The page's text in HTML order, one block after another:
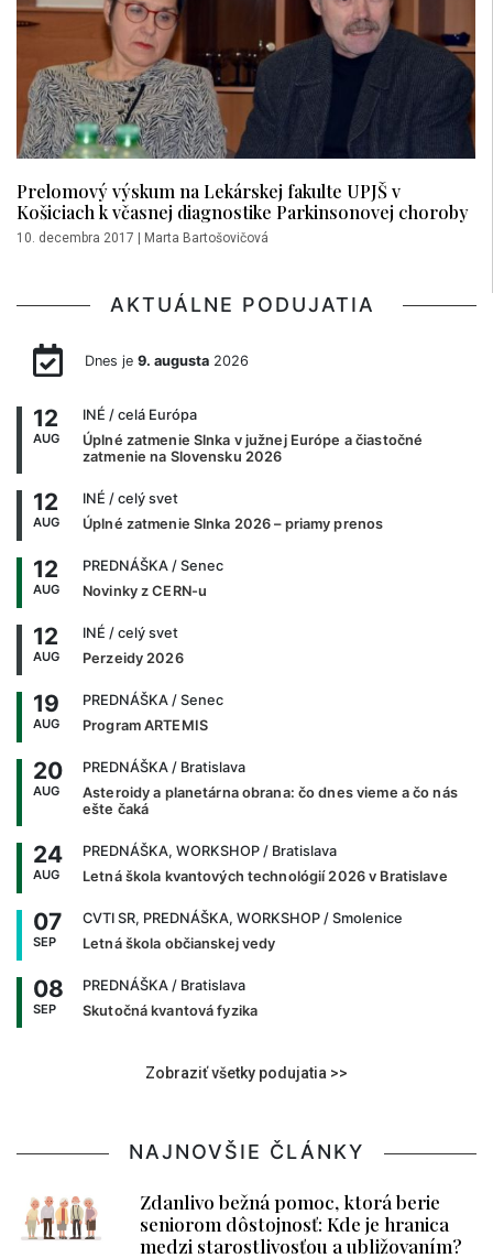
Prelomový výskum na Lekárskej fakulte UPJŠ v
Košiciach k včasnej diagnostike Parkinsonovej choroby
10. decembra 2017 | Marta Bartošovičová
AKTUÁLNE PODUJATIA
Dnes je 9. augusta2026
12
AUG
INÉ / celá Európa
Úplné zatmenie Slnka v južnej Európe a čiastočné
zatmenie na Slovensku 2026
12
AUG
INÉ / celý svet
Úplné zatmenie Slnka 2026 – priamy prenos
12
AUG
PREDNÁŠKA / Senec
Novinky z CERN-u
12
AUG
INÉ / celý svet
Perzeidy 2026
19
AUG
PREDNÁŠKA / Senec
Program ARTEMIS
20
AUG
PREDNÁŠKA / Bratislava
Asteroidy a planetárna obrana: čo dnes vieme a čo nás
ešte čaká
24
AUG
PREDNÁŠKA, WORKSHOP / Bratislava
Letná škola kvantových technológií 2026 v Bratislave
07
SEP
CVTI SR, PREDNÁŠKA, WORKSHOP / Smolenice
Letná škola občianskej vedy
08
SEP
PREDNÁŠKA / Bratislava
Skutočná kvantová fyzika
Zobraziť všetky podujatia >>
NAJNOVŠIE ČLÁNKY
Zdanlivo bežná pomoc, ktorá berie
seniorom dôstojnosť: Kde je hranica
medzi starostlivosťou a ubližovaním?